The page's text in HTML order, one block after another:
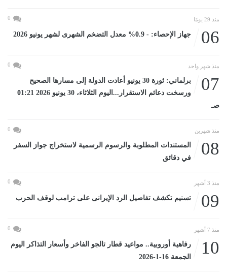
منذ 29 يومًا 0
06 جهاز الإحصاء: - 0.9% معدل التضخم الشهرى لشهر يونيو 2026
منذ شهر واحد 0
07
برلماني: ثورة 30 يونيو أعادت الدولة إلى مسارها الصحيح
ورسخت دعائم الاستقرار...اليوم الثلاثاء، 30 يونيو 2026 01:21
صـ
منذ شهرين 0
08
المستندات المطلوبة والرسوم الرسمية لاستخراج جواز السفر
في دقائق
منذ 3 أشهر 0
09 تسنيم تكشف تفاصيل الرد الإيرانى على ترامب لوقف الحرب
منذ 7 أشهر 0
10
رفاهية أوروبية.. مواعيد قطار تالجو الفاخر وأسعار التذاكر اليوم
الجمعة 16-1-2026